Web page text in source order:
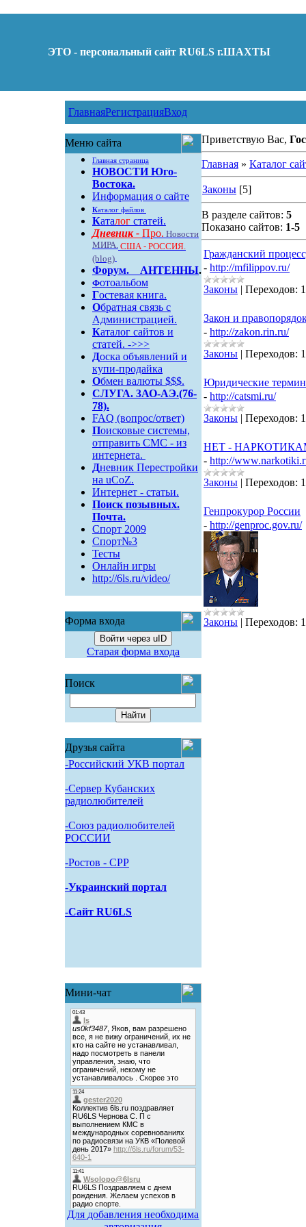
ЭТО - персональный сайт RU6LS г.ШАХТЫ
ГлавнаяРегистрацияВход
Меню сайта
Главная страница
НОВОСТИ Юго-
Востока.
Информация о сайте
Каталог файлов
Каталогстатей.
Дневник - Про. Новости
МИРА.США - РОССИЯ.
(blog)
Форум. АНТЕННЫ.
Фотоальбом
Гостевая книга.
Обратная связь c
Администрацией.
Каталог сайтов и
статей. ->>>
Доска объявлений и
купи-продайка
Обмен валюты $$$.
СЛУГА. 3АО-АЭ.(76-
78).
FAQ (вопрос/ответ)
Поисковые системы,
отправить СМС - из
интернета.
Дневник Перестройки
на uCoZ.
Интернет - статьи.
Поиск позывных.
Почта.
Спорт 2009
Спорт№3
Тесты
Онлайн игры
http://6ls.ru/video/
Форма входа
Войти через uID
Старая форма входа
Поиск
Друзья сайта
-Российский УКВ портал
-Сервер Кубанских
радиолюбителей
-Союз радиолюбителей
РОССИИ
-Pостов - CPP
-Украинский портал
-Сайт RU6LS
Мини-чат
Для добавления необходима
Приветствую Вас,
Главная» Каталог
Законы [5]
В разделе сайтов: 5
Показано сайтов: 1-5
Грaждaнский
- http://mfilippov.ru/
Законы| Переходов:
Закон и
- http://zakon.rin.ru/
Законы| Переходов:
Юридические
- http://catsmi.ru/
Законы| Переходов:
НЕТ -
- http://
Законы| Переходов:
Генпрокурор России
- http://genproc.gov.ru/
Законы| Переходов: